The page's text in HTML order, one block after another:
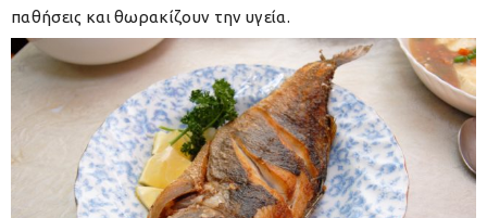
παθήσεις και θωρακίζουν την υγεία.